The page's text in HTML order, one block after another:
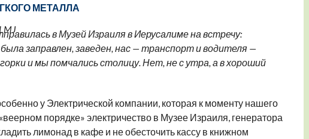
МЕТАЛЛА
в Музей Израиля в Иерусалиме на встречу:
заправлен, заведен, нас — транспорт и водителя —
и мы помчались столицу. Нет, не с утра, а в хороший
у Электрической компании, которая к моменту нашего
порядке» электричество в Музее Израиля, генератора
лимонад в кафе и не обесточить кассу в книжном